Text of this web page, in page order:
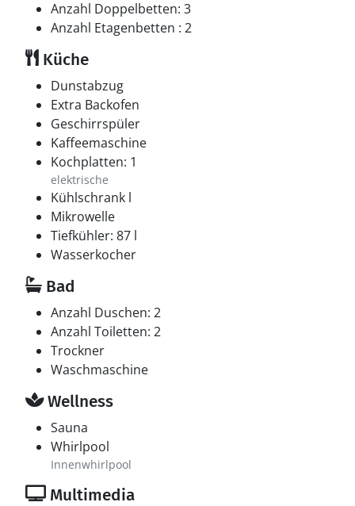
Anzahl Doppelbetten: 3
Anzahl Etagenbetten : 2
Küche
Dunstabzug
Extra Backofen
Geschirrspüler
Kaffeemaschine
Kochplatten: 1
elektrische
Kühlschrank l
Mikrowelle
Tiefkühler: 87 l
Wasserkocher
Bad
Anzahl Duschen: 2
Anzahl Toiletten: 2
Trockner
Waschmaschine
Wellness
Sauna
Whirlpool
Innenwhirlpool
Multimedia